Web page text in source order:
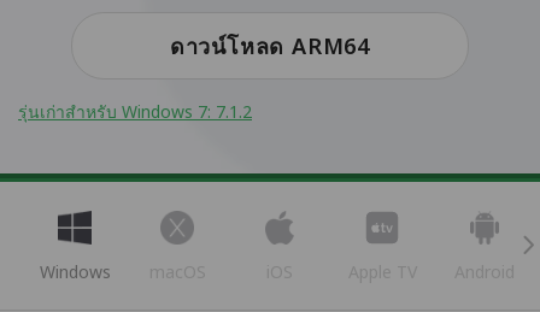
ดาวน์โหลด ARM64
รุ่นเก่าสำหรับ Windows 7: 7.1.2
Windows macOS iOS Apple TV Android